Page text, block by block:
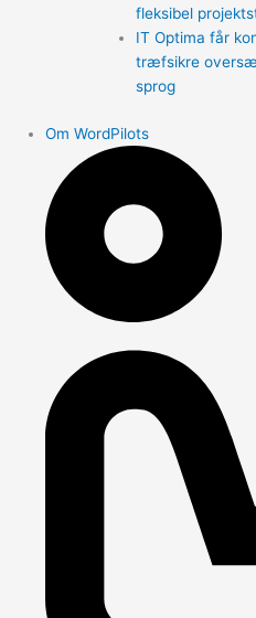
fleksibel
IT Optima får
træfsikre
sprog
Om WordPilots